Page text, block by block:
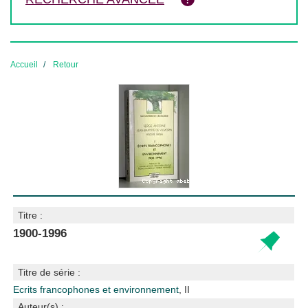
Accueil Retour
Titre :
1900-1996
Titre de série :
Ecrits francophones et environnement , II